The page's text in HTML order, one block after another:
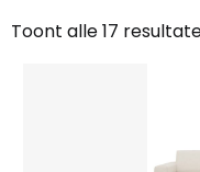
Toont alle 17
Gesorteerd